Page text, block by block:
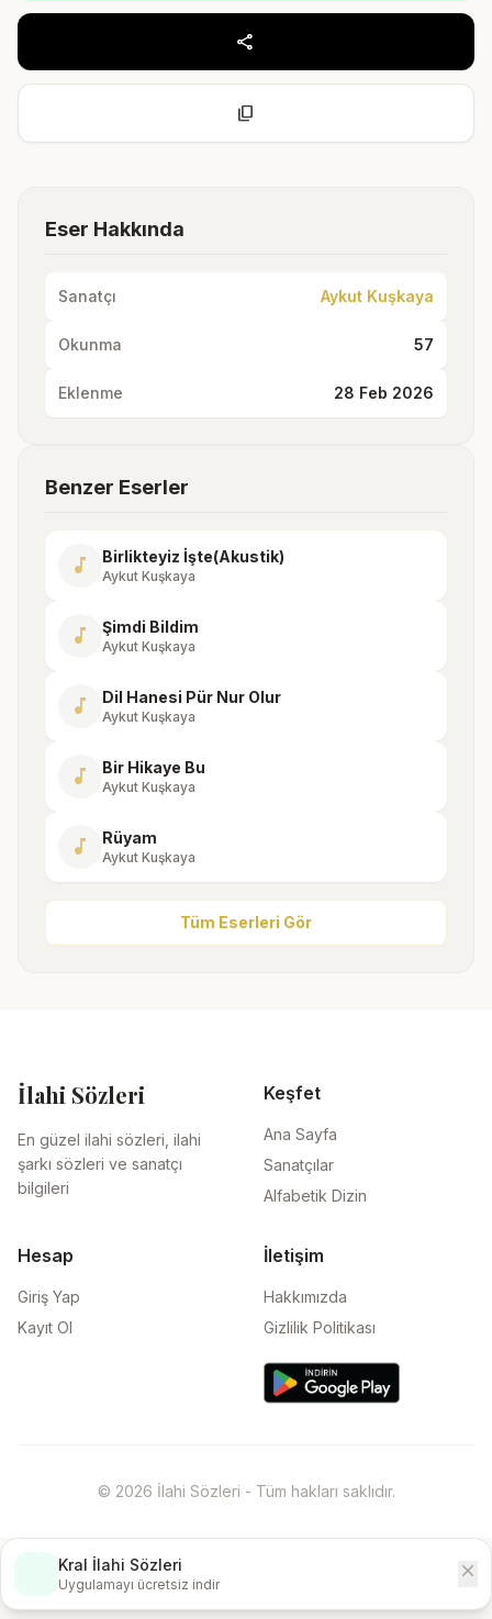
share
content_copy
Eser Hakkında
Sanatçı Aykut Kuşkaya
Okunma 57
Eklenme 28 Feb 2026
Benzer Eserler
music_note Birlikteyiz İşte(Akustik)
Aykut Kuşkaya
music_note Şimdi Bildim
Aykut Kuşkaya
music_note Dil Hanesi Pür Nur Olur
Aykut Kuşkaya
music_note Bir Hikaye Bu
Aykut Kuşkaya
music_note Rüyam
Aykut Kuşkaya
Tüm Eserleri Gör
İlahi Sözleri
En güzel ilahi sözleri, ilahi
şarkı sözleri ve sanatçı
bilgileri
Keşfet
Ana Sayfa
Sanatçılar
Alfabetik Dizin
Hesap
Giriş Yap
Kayıt Ol
İletişim
Hakkımızda
Gizlilik Politikası
© 2026 İlahi Sözleri - Tüm hakları saklıdır.
Kral İlahi Sözleri
Uygulamayı ücretsiz indir
close